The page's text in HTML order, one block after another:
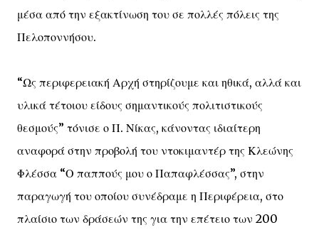
μέσα από την εξακτίνωση του σε πολλές πόλεις της
Πελοποννήσου.
“Ως περιφερειακή Αρχή στηρίζουμε και ηθικά, αλλά και
υλικά τέτοιου είδους σημαντικούς πολιτιστικούς
θεσμούς” τόνισε ο Π. Νίκας, κάνοντας ιδιαίτερη
αναφορά στην προβολή του ντοκιμαντέρ της Κλεώνης
Φλέσσα “Ο παππούς μου ο Παπαφλέσσας”, στην
παραγωγή του οποίου συνέδραμε η Περιφέρεια, στο
πλαίσιο των δράσεών της για την επέτειο των 200